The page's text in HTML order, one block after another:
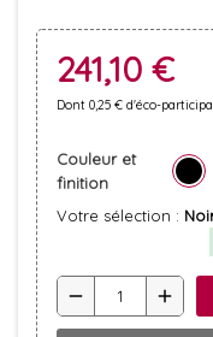
241,10 €
Dont 0,25 € d'éco-
Couleur et
finition
Votre sélection :
remove add